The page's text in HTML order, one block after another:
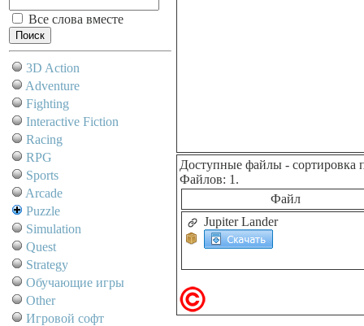
Все слова вместе
3D Action
Adventure
Fighting
Interactive Fiction
Racing
RPG
Sports
Arcade
Puzzle
Simulation
Quest
Strategy
Обучающие игры
Other
Игровой софт
Доступные файлы - сортировка
Файлов: 1.
Файл
Jupiter Lander